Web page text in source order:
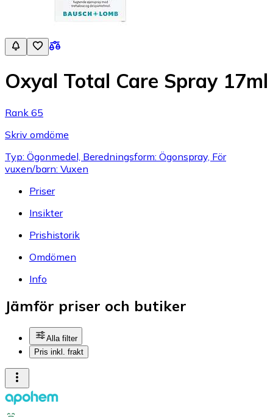
Oxyal Total Care Spray 17ml
Rank 65
Skriv omdöme
Typ: Ögonmedel, Beredningsform: Ögonspray, För
vuxen/barn: Vuxen
Priser
Insikter
Prishistorik
Omdömen
Info
Jämför priser och butiker
Alla filter
Pris inkl. frakt